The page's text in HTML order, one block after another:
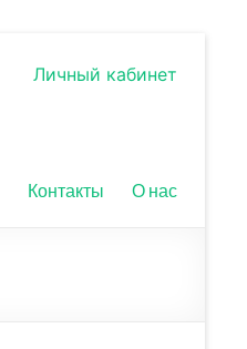
Личный кабинет
Контакты О нас